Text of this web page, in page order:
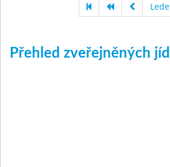
Přehled zveřejněných